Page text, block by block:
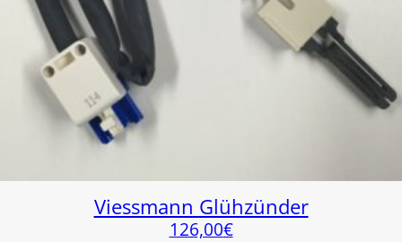
Viessmann Glühzünder
126,00€